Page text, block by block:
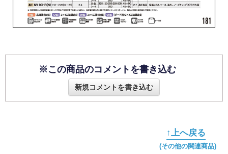
※この商品のコメントを書き込む
新規コメントを書き込む
↑上へ戻る
(その他の関連商品)